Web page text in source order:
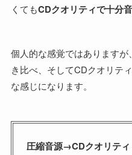
くてもCDクオリティで十分
個人的な感覚ではあります
き比べ、そしてCDクオリテ
な感じになります。
圧縮音源→CDクオリティ